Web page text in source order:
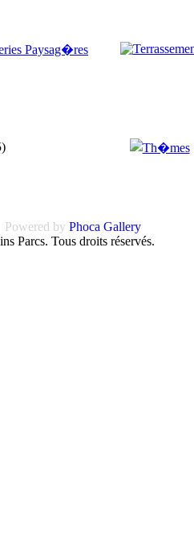
Paysag�res
Powered by Phoca Gallery
Parcs. Tous droits réservés.